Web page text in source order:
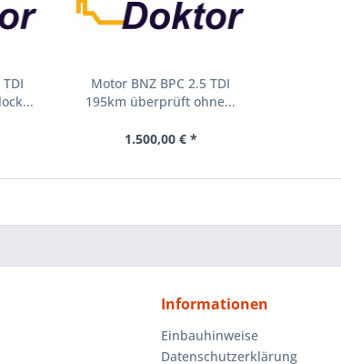
Motor BNZ BPC 2.5 TDI
195km überprüft ohne...
1.500,00 € *
Informationen
Einbauhinweise
Datenschutzerklärung